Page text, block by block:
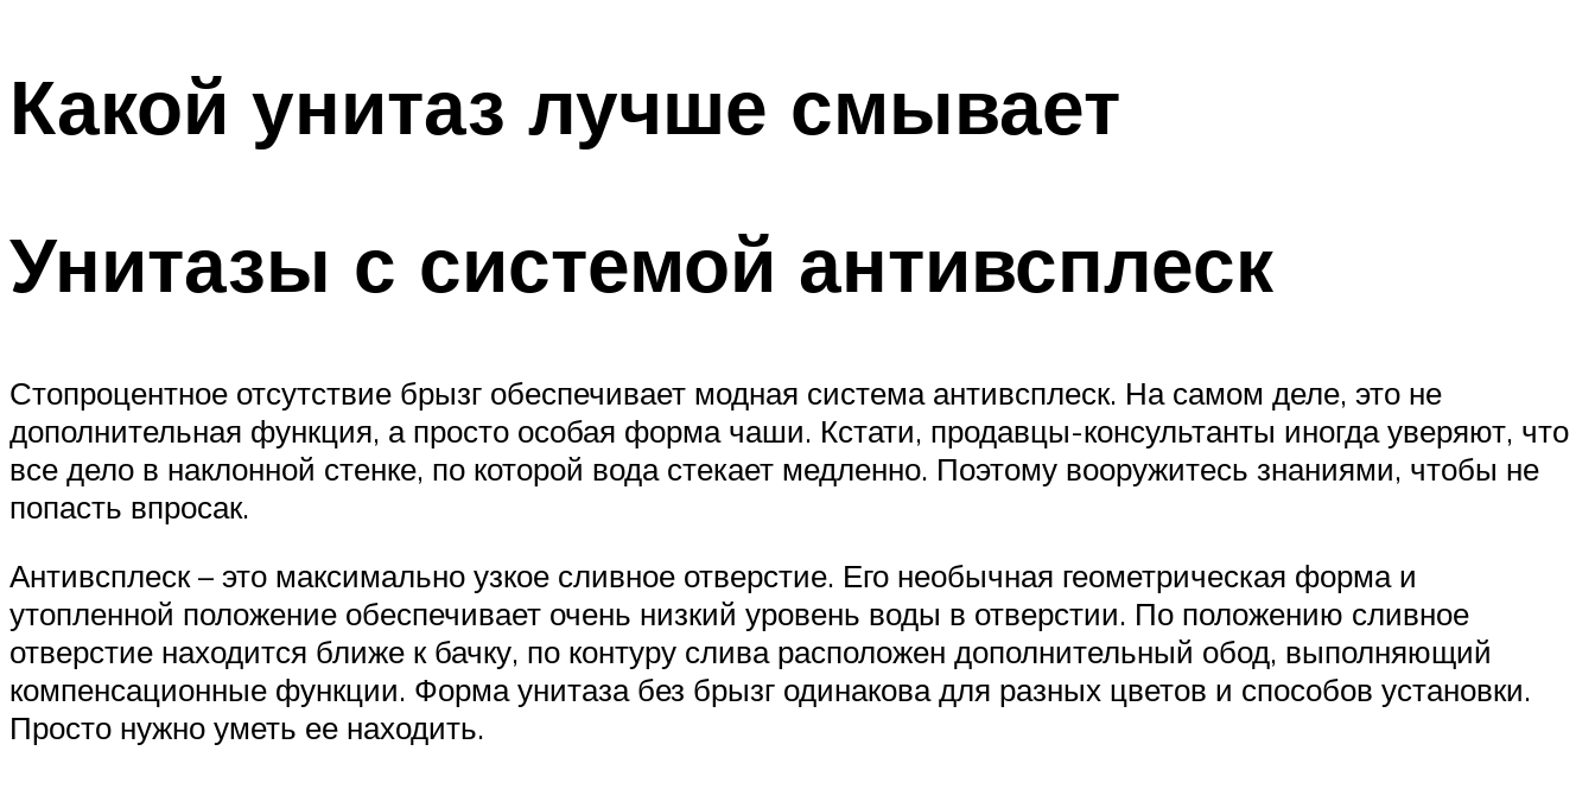
Какой унитаз лучше смывает
Унитазы с системой антивсплеск
Стопроцентное отсутствие брызг обеспечивает модная система антивсплеск. На самом деле, это не
дополнительная функция, а просто особая форма чаши. Кстати, продавцы-консультанты иногда уверяют, что
все дело в наклонной стенке, по которой вода стекает медленно. Поэтому вооружитесь знаниями, чтобы не
попасть впросак.
Антивсплеск – это максимально узкое сливное отверстие. Его необычная геометрическая форма и
утопленной положение обеспечивает очень низкий уровень воды в отверстии. По положению сливное
отверстие находится ближе к бачку, по контуру слива расположен дополнительный обод, выполняющий
компенсационные функции. Форма унитаза без брызг одинакова для разных цветов и способов установки.
Просто нужно уметь ее находить.